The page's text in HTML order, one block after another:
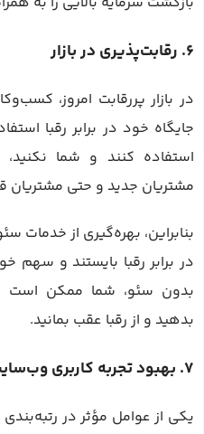
6. رقابت‌پذیری در بازار
در بازار پررقابت امروز،
جایگاه خود در برابر رقبا
استفاده کنند و شما
مشتریان جدید و حتی مشتریان
بنابراین، بهره‌گیری از
در برابر رقبا بایستند و سهم
بدون سئو، شما ممکن است
بدهید و از رقبا عقب بمانید.
7. بهبود تجربه کاربری وب‌سایت
یکی از عوامل مؤثر در